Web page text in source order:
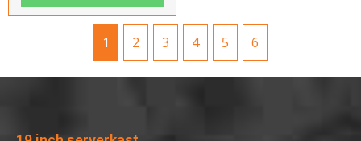
1 2 3 4 5 6